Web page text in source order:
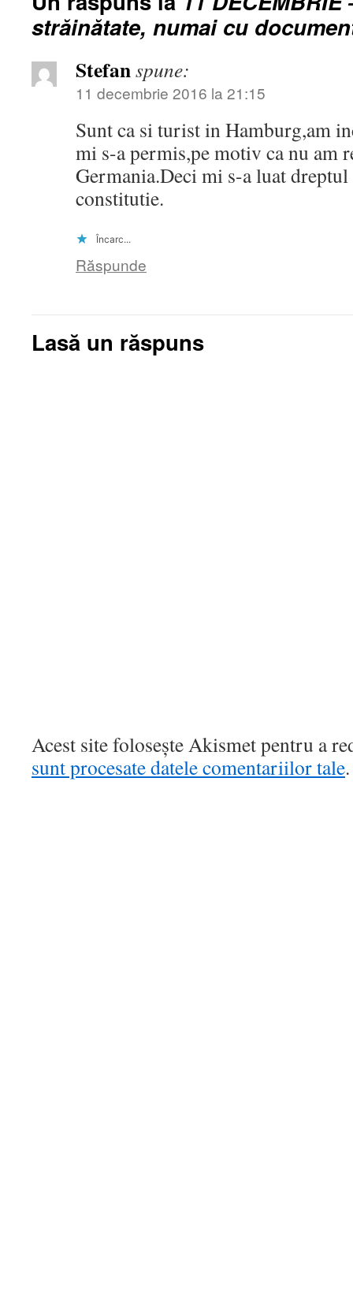
străinătate, numai cu
Stefanspune:
11 decembrie 2016 la 21:15
Sunt ca si turist in Hamburg,am
mi s-a permis,pe motiv ca nu am
Germania.Deci mi s-a luat dreptul
constitutie.
Încarc...
Răspunde
Lasă un răspuns
Acest site folosește Akismet pentru a
sunt procesate datele comentariilor tale.